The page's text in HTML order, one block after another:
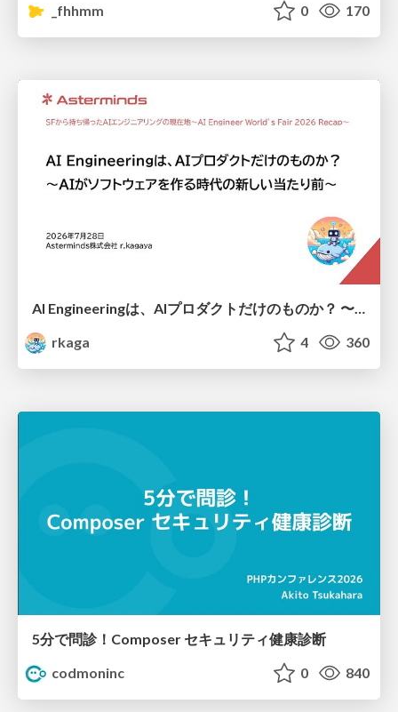
_fhhmm
0 170
rkaga
4 360
5分で問診！Composer セキュリティ健康診断
codmoninc
0 840